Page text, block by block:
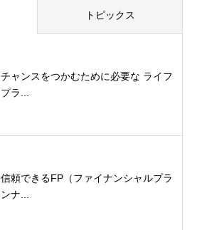
トピックス
チャンスをつかむために必要な ライフ
プラ...
信頼できるFP（ファイナンシャルプラ
ンナ...